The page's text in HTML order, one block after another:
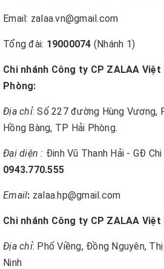
Email: zalaa.vn@gmail.com
Tổng đài: 19000074 (Nhánh 1)
Chi nhánh Công ty CP ZALAA
Phòng:
Địa chỉ: Số 227 đường Hùng Vương,
Hồng Bàng, TP Hải Phòng.
Đại diện : Đinh Vũ Thanh Hải - GĐ
0943.770.555
Email: zalaa.hp@gmail.com
Chi nhánh Công ty CP ZALAA
Địa chỉ: Phố Viềng, Đồng Nguyên,
Ninh